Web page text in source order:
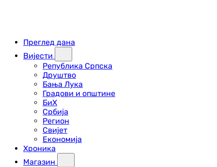
Преглед дана
Вијести
Република Српска
Друштво
Бања Лука
Градови и општине
БиХ
Србија
Регион
Свијет
Економија
Хроника
Магазин